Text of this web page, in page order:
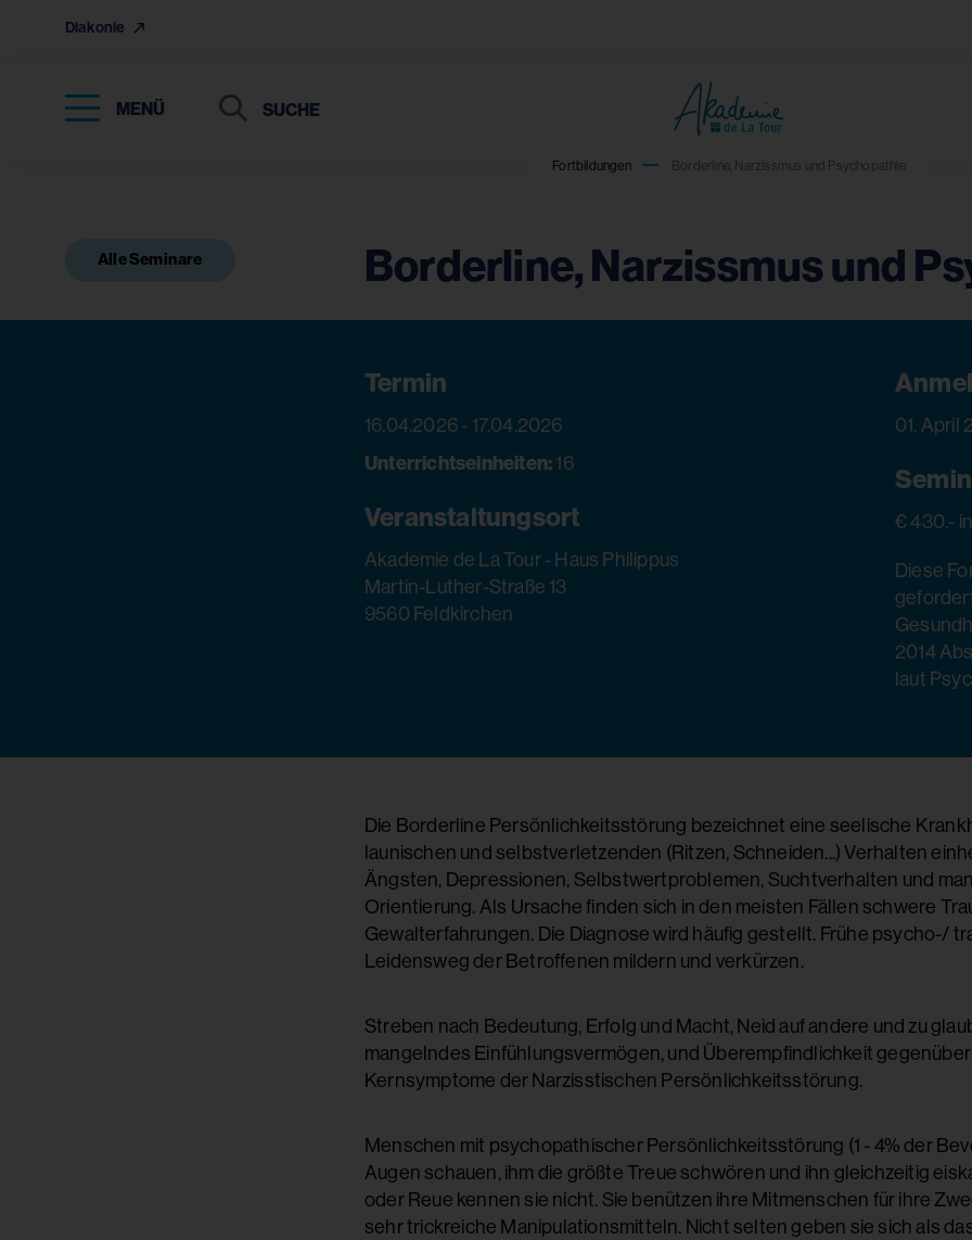
Diakonie
MENÜ
Suche
Suche
Fortbildungen Borderline, Narzissmus und Psychopathie
Alle Seminare Borderline, Narzissmus und
Termin
16.04.2026 - 17.04.2026
Unterrichtseinheiten:16
Veranstaltungsort
Akademie de La Tour - Haus Philippus
Martin-Luther-Straße 13
9560 Feldkirchen
01. April
€ 430.-
Diese
2014
laut
Die Borderline Persönlichkeitsstörung bezeichnet eine seelische
launischen und selbstverletzenden (Ritzen, Schneiden...) Verhalten
Ängsten, Depressionen, Selbstwertproblemen, Suchtverhalten und
Orientierung. Als Ursache finden sich in den meisten Fällen schwere
Gewalterfahrungen. Die Diagnose wird häufig gestellt. Frühe psycho-/
Leidensweg der Betroffenen mildern und verkürzen.
Streben nach Bedeutung, Erfolg und Macht, Neid auf andere und zu
mangelndes Einfühlungsvermögen, und Überempfindlichkeit
Kernsymptome der Narzisstischen Persönlichkeitsstörung.
Menschen mit psychopathischer Persönlichkeitsstörung (1 - 4% der
Augen schauen, ihm die größte Treue schwören und ihn gleichzeitig
oder Reue kennen sie nicht. Sie benützen ihre Mitmenschen für ihre
sehr trickreiche Manipulationsmitteln. Nicht selten geben sie sich als